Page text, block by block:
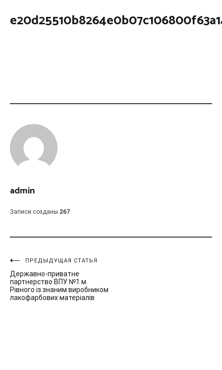
admin
Записи созданы 267
Навигация
по
записям
ПРЕДЫДУЩАЯ СТАТЬЯ
Державно-приватне
партнерство ВПУ №1 м.
Рівного із знаним виробником
лакофарбових матеріалів